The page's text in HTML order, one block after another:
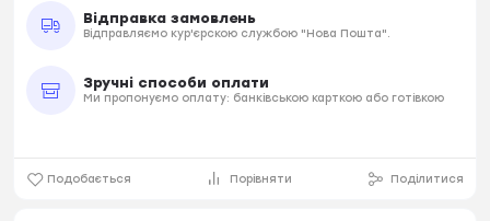
Відправка замовлень
Відправляємо кур'єрскою службою "Нова Пошта".
Зручні способи оплати
Ми пропонуємо оплату: банківською карткою або готівкою
Подобається Порівняти Поділитися